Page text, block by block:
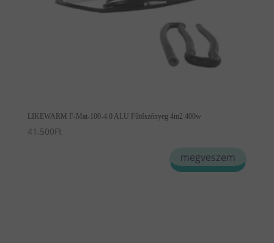
LIKEWARM F-Mat-100-4.0 ALU Fűtőszőnyeg 4m2 400w
41,500Ft
megveszem